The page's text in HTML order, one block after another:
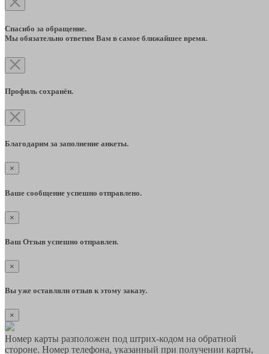
Спасибо за обращение.
Мы обязательно ответим Вам в самое ближайшее время.
Профиль сохранён.
Благодарим за заполнение анкеты.
×
Ваше сообщение успешно отправлено.
×
Ваш Отзыв успешно отправлен.
×
Вы уже оставляли отзыв к этому заказу.
×
Номер карты разположен под штрих-кодом на обратной
стороне. Номер телефона, указанный при получении карты,